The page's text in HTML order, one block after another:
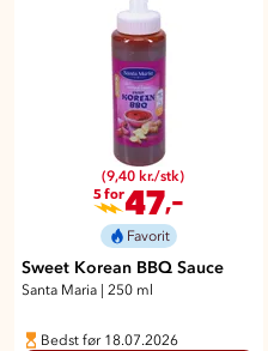
(9,40 kr./stk)
5 for47,-
Favorit
Sweet Korean BBQ Sauce
Santa Maria 250 ml
Bedst før 18.07.2026